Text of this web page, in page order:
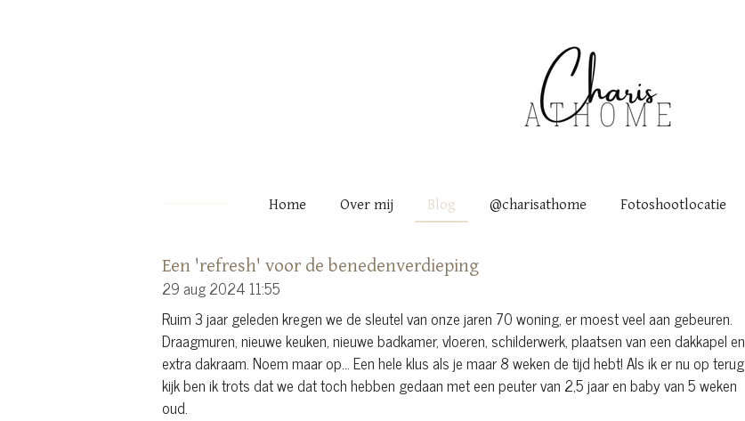
Home Over mij Blog @charisathome Fotoshootlocatie
Een 'refresh' voor de benedenverdieping
29 aug 202411:55
Ruim 3 jaar geleden kregen we de sleutel van onze jaren 70 woning, er moest veel aan gebeuren.
Draagmuren, nieuwe keuken, nieuwe badkamer, vloeren, schilderwerk, plaatsen van een dakkapel en
extra dakraam. Noem maar op... Een hele klus als je maar 8 weken de tijd hebt! Als ik er nu op terug
kijk ben ik trots dat we dat toch hebben gedaan met een peuter van 2,5 jaar en baby van 5 weken
oud.